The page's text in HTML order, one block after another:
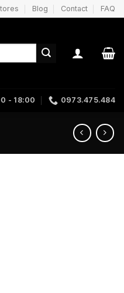
Blog Contact FAQ
- 18:00 0973.475.484